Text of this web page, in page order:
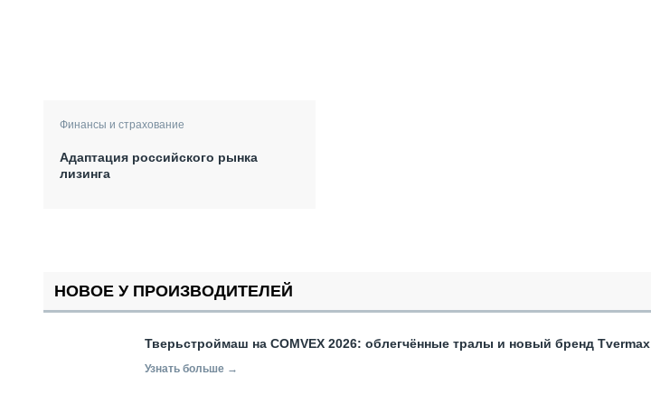
Финансы и страхование
Адаптация российского рынка
лизинга
НОВОЕ У ПРОИЗВОДИТЕЛЕЙ
Тверьстроймаш на COMVEX 2026: облегчённые тралы и новый бренд Tvermax
Узнать больше →